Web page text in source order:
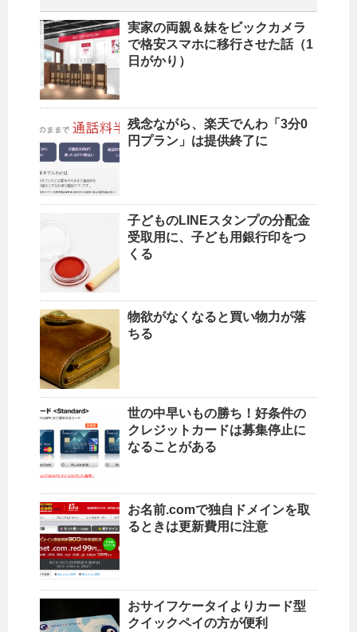
実家の両親＆妹をビックカメラ
で格安スマホに移行させた話（1
日がかり）
残念ながら、楽天でんわ「3分0
円プラン」は提供終了に
子どものLINEスタンプの分配金
受取用に、子ども用銀行印をつ
くる
物欲がなくなると買い物力が落
ちる
世の中早いもの勝ち！好条件の
クレジットカードは募集停止に
なることがある
お名前.comで独自ドメインを取
るときは更新費用に注意
おサイフケータイよりカード型
クイックペイの方が便利